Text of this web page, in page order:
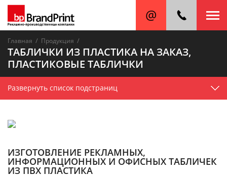
Главная / Продукция /
ТАБЛИЧКИ ИЗ ПЛАСТИКА НА ЗАКАЗ,
ПЛАСТИКОВЫЕ ТАБЛИЧКИ
Развернуть список подстраниц
ИЗГОТОВЛЕНИЕ РЕКЛАМНЫХ,
ИНФОРМАЦИОННЫХ И ОФИСНЫХ ТАБЛИЧЕК
ИЗ ПВХ ПЛАСТИКА